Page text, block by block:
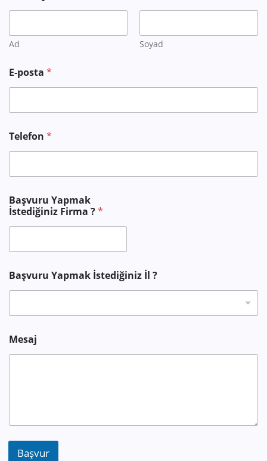
Ad Soyad
E-posta*
Telefon*
Başvuru Yapmak
İstediğiniz Firma ?*
s
t
e
i
Başvuru Yapmak İstediğiniz İl ?
Mesaj
Başvur